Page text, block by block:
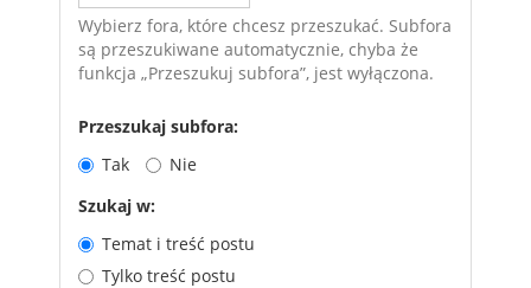
Wybierz fora, które chcesz przeszukać. Subfora
są przeszukiwane automatycznie, chyba że
funkcja „Przeszukuj subfora”, jest wyłączona.
Przeszukaj subfora:
Tak
Nie
Szukaj w:
Temat i treść postu
Tylko treść postu